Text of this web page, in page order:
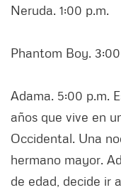
Neruda. 1:00 p.m.
Phantom Boy.
Adama. 5:00 p.m.
años que vive en
Occidental. Una
hermano mayor.
de edad, decide ir